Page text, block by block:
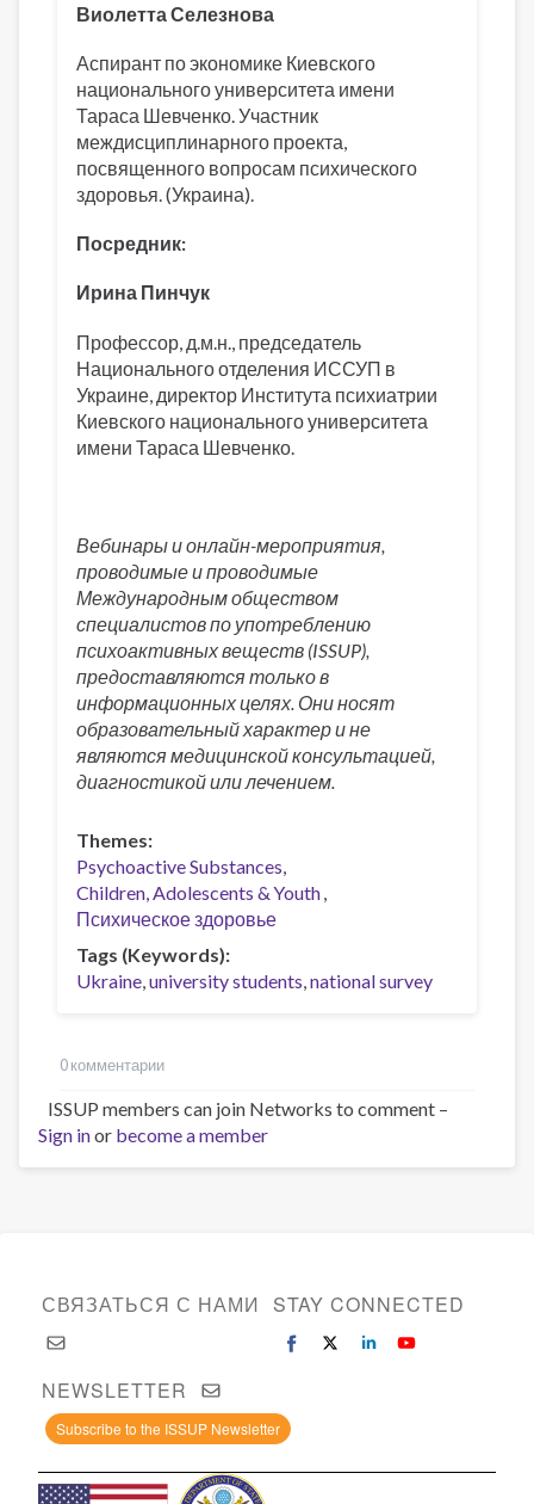
Виолетта Селезнова
Аспирант по экономике Киевского
национального университета имени
Тараса Шевченко. Участник
междисциплинарного проекта,
посвященного вопросам психического
здоровья. (Украина).
Посредник:
Ирина Пинчук
Профессор, д.м.н., председатель
Национального отделения ИССУП в
Украине, директор Института психиатрии
Киевского национального университета
имени Тараса Шевченко.
Вебинары и онлайн-мероприятия,
проводимые и проводимые
Международным обществом
специалистов по употреблению
психоактивных веществ (ISSUP),
предоставляются только в
информационных целях. Они носят
образовательный характер и не
являются медицинской консультацией,
диагностикой или лечением.
Themes
Psychoactive Substances
Children, Adolescents & Youth
Психическое здоровье
Tags (Keywords)
Ukraine university students national survey
0 комментарии
ISSUP members can join Networks to comment –
Sign inor become a member
СВЯЗАТЬСЯ С НАМИ STAY CONNECTED
NEWSLETTER
Subscribe to the ISSUP Newsletter